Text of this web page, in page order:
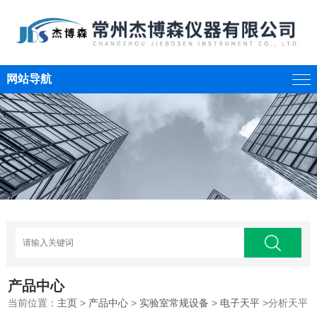
网站导航
产品中心
当前位置： 主页 > 产品中心 > 实验室常规设备 > 电子天平 >分析天平